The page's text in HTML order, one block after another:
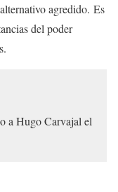
agredido. Es
del poder
a Hugo Carvajal el